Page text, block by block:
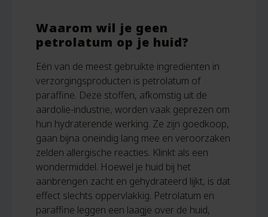
Waarom wil je geen
petrolatum op je huid?
Eén van de meest gebruikte ingrediënten in
verzorgingsproducten is petrolatum of
paraffine. Deze stoffen, afkomstig uit de
aardolie-industrie, worden vaak geprezen om
hun hydraterende werking. Ze zijn goedkoop,
gaan bijna oneindig lang mee en veroorzaken
zelden allergische reacties. Klinkt als een
wondermiddel. Hoewel je huid bij het
aanbrengen zacht en gehydrateerd lijkt, is dat
effect slechts oppervlakkig. Petrolatum en
paraffine leggen een laagje over de huid,